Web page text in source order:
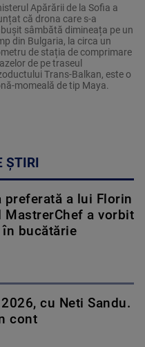
Apărării de la Sofia a
că drona care s-a
sâmbătă dimineața pe un
din Bulgaria, la circa un
de stația de comprimare
de pe traseul
Trans-Balkan, este o
momeală de tip Maya.
ȘTIRI
preferată a lui Florin
MastrerChef a vorbit
bucătărie
cu Neti Sandu.
cont